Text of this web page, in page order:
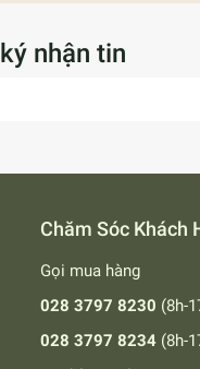
nhận tin
Chăm Sóc Khách
Gọi mua hàng
028 3797 8230 (8h-
028 3797 8234 (8h-